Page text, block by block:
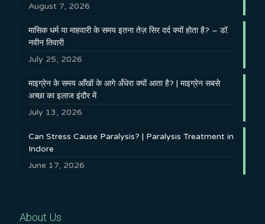
August 7, 2026
मासिक धर्म या माहवारी के समय इतना तेज़ सिर दर्द क्यों होता है? – डॉ.
नवीन तिवारी
July 25, 2026
माइग्रेन के समय आँखों के आगे अँधेरा क्यों आता है? | माइग्रेन सबसे
अच्छा का इलाज इंदौर में
July 13, 2026
Can Stress Cause Paralysis? | Paralysis Treatment in
Indore
June 17, 2026
About Us